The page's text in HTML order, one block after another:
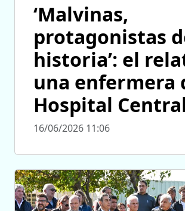
‘Malvinas,
protagonistas
historia’: el
una enfermera
Hospital
16/06/2026 11:06